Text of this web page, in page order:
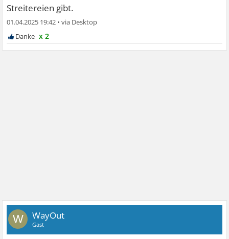
Streitereien gibt.
01.04.2025 19:42 •
x 2
W WayOut
Gast